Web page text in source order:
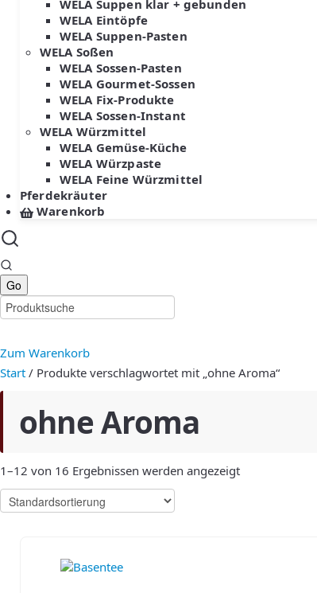
WELA Suppen klar + gebunden
WELA Eintöpfe
WELA Suppen-Pasten
WELA Soßen
WELA Sossen-Pasten
WELA Gourmet-Sossen
WELA Fix-Produkte
WELA Sossen-Instant
WELA Würzmittel
WELA Gemüse-Küche
WELA Würzpaste
WELA Feine Würzmittel
Pferdekräuter
Warenkorb
Zum Warenkorb
Start / Produkte verschlagwortet mit „ohne Aroma“
ohne Aroma
1–12 von 16 Ergebnissen werden angezeigt